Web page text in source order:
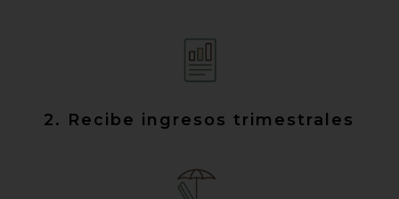
2. Recibe ingresos trimestrales